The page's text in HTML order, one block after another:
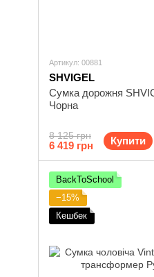
Артикул: 00881
SHVIGEL
Сумка дорожня
Чорна
8 125 грн
6 419 грн Купити
BackToSchool
−15%
Кешбек